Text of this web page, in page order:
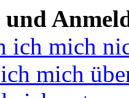
ich mich
mich